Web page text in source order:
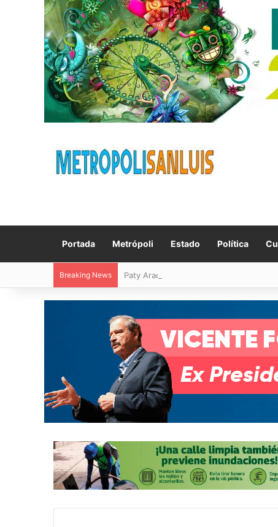
Portada Metrópoli Estado Política
Breaking News Paty Aradillas destaca impacto del